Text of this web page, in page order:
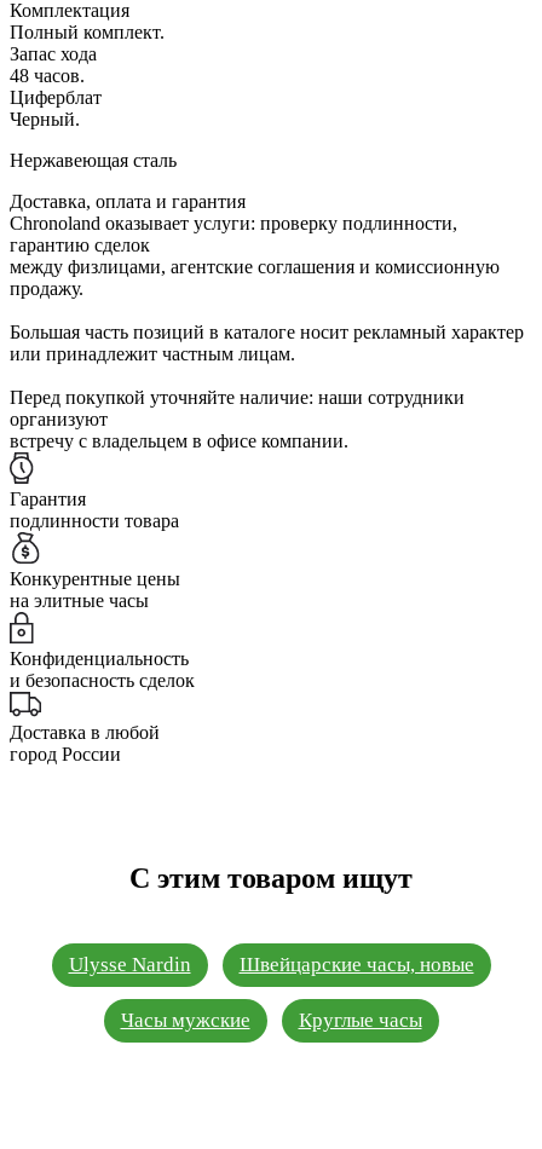
Комплектация
Полный комплект.
Запас хода
48 часов.
Циферблат
Черный.
Нержавеющая сталь
Доставка, оплата и гарантия
Chronoland оказывает услуги: проверку подлинности,
гарантию сделок
между физлицами, агентские соглашения и комиссионную
продажу.
Большая часть позиций в каталоге носит рекламный характер
или принадлежит частным лицам.
Перед покупкой уточняйте наличие: наши сотрудники
организуют
встречу с владельцем в офисе компании.
Гарантия
подлинности товара
Конкурентные цены
на элитные часы
Конфиденциальность
и безопасность сделок
Доставка в любой
город России
С этим товаром ищут
Ulysse Nardin Швейцарские часы, новые
Часы мужские Круглые часы